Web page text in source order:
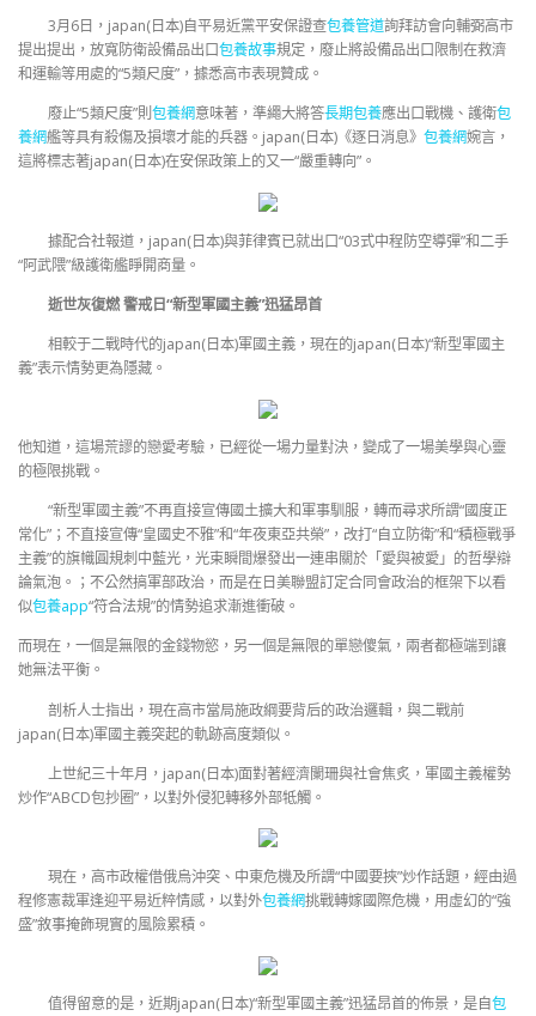
3月6日，japan(日本)自平易近黨平安保證查包養管道詢拜訪會向輔弼高市
提出提出，放寬防衛設備品出口包養故事規定，廢止將設備品出口限制在救濟
和運輸等用處的“5類尺度”，據悉高市表現贊成。
廢止“5類尺度”則 包養網意味著，準繩大將答長期包養應出口戰機、護衛包
養網艦等具有殺傷及損壞才能的兵器。japan(日本)《逐日消息》 包養網婉言，
這將標志著japan(日本)在安保政策上的又一“嚴重轉向”。
據配合社報道，japan(日本)與菲律賓已就出口“03式中程防空導彈”和二手
“阿武隈”級護衛艦睜開商量。
逝世灰復燃 警戒日“新型軍國主義”迅猛昂首
相較于二戰時代的japan(日本)軍國主義，現在的japan(日本)“新型軍國主
義”表示情勢更為隱藏。
他知道，這場荒謬的戀愛考驗，已經從一場力量對決，變成了一場美學與心靈
的極限挑戰。
“新型軍國主義”不再直接宣傳國土擴大和軍事馴服，轉而尋求所謂“國度正
常化”；不直接宣傳“皇國史不雅”和“年夜東亞共榮”，改打“自立防衛”和“積極戰爭
主義”的旗幟圓規刺中藍光，光束瞬間爆發出一連串關於「愛與被愛」的哲學辯
論氣泡。；不公然搞軍部政治，而是在日美聯盟訂定合同會政治的框架下以看
似包養app“符合法規”的情勢追求漸進衝破。
而現在，一個是無限的金錢物慾，另一個是無限的單戀傻氣，兩者都極端到讓
她無法平衡。
剖析人士指出，現在高市當局施政綱要背后的政治邏輯，與二戰前
japan(日本)軍國主義突起的軌跡高度類似。
上世紀三十年月，japan(日本)面對著經濟闌珊與社會焦炙，軍國主義權勢
炒作“ABCD包抄圈”，以對外侵犯轉移外部牴觸。
現在，高市政權借俄烏沖突、中東危機及所謂“中國要挾”炒作話題，經由過
程修憲裁軍逢迎平易近粹情感，以對外包養網挑戰轉嫁國際危機，用虛幻的“強
盛”敘事掩飾現實的風險累積。
值得留意的是，近期japan(日本)“新型軍國主義”迅猛昂首的佈景，是自包